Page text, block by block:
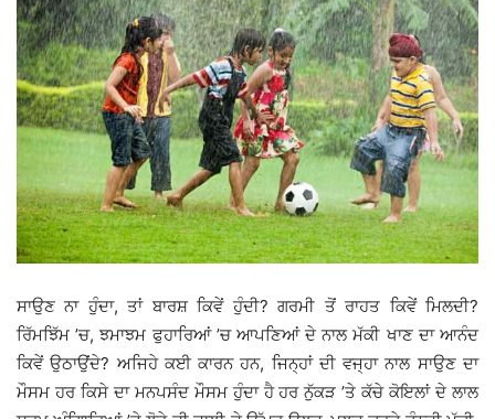
ਸਾਉਣ ਨਾ ਹੁੰਦਾ, ਤਾਂ ਬਾਰਸ਼ ਕਿਵੇਂ ਹੁੰਦੀ? ਗਰਮੀ ਤੋਂ ਰਾਹਤ ਕਿਵੇਂ ਮਿਲਦੀ?
ਰਿੱਮਝਿੱਮ ’ਚ, ਝਮਾਝਮ ਫੁਹਾਰਿਆਂ ’ਚ ਆਪਣਿਆਂ ਦੇ ਨਾਲ ਮੱਕੀ ਖਾਣ ਦਾ ਆਨੰਦ
ਕਿਵੇਂ ਉਠਾਉਂਦੇ? ਅਜਿਹੇ ਕਈ ਕਾਰਨ ਹਨ, ਜਿਨ੍ਹਾਂ ਦੀ ਵਜ੍ਹਾ ਨਾਲ ਸਾਉਣ ਦਾ
ਮੌਸਮ ਹਰ ਕਿਸੇ ਦਾ ਮਨਪਸੰਦ ਮੌਸਮ ਹੁੰਦਾ ਹੈ ਹਰ ਨੁੱਕੜ ’ਤੇ ਕੱਚੇ ਕੋਇਲਾਂ ਦੇ ਲਾਲ